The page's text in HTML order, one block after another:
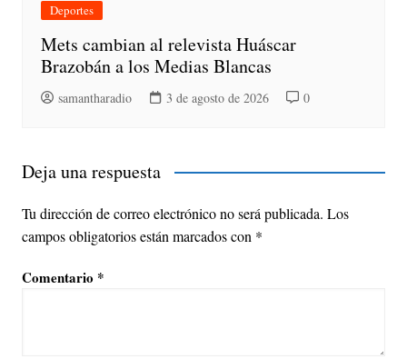
Deportes
Mets cambian al relevista Huáscar
Brazobán a los Medias Blancas
samantharadio 3 de agosto de 2026 0
Deja una respuesta
Tu dirección de correo electrónico no será publicada. Los
campos obligatorios están marcados con *
Comentario *